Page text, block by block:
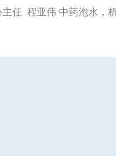
任 程亚伟 中药泡水，